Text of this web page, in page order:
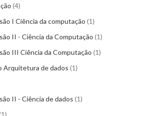
4
I Ciência da computação 1
II - Ciência da Computação 1
III Ciência da Computação 1
Arquitetura de dados 1
II - Ciência de dados 1
1